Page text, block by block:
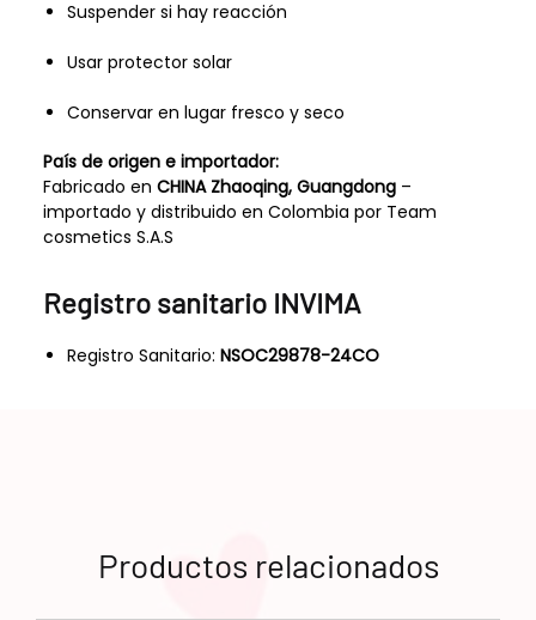
Suspender si hay reacción
Usar protector solar
Conservar en lugar fresco y seco
País de origen e importador:
Fabricado en CHINA Zhaoqing, Guangdong –
importado y distribuido en Colombia por Team
cosmetics S.A.S
Registro sanitario INVIMA
Registro Sanitario: NSOC29878-24CO
Productos relacionados